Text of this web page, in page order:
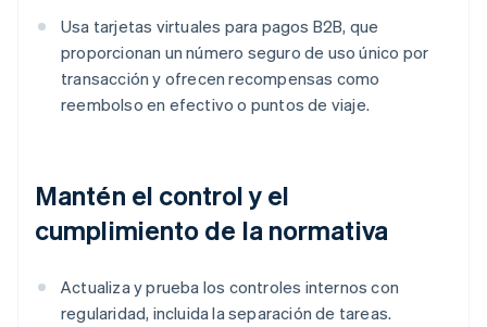
Usa tarjetas virtuales para pagos B2B, que
proporcionan un número seguro de uso único por
transacción y ofrecen recompensas como
reembolso en efectivo o puntos de viaje.
Mantén el control y el
cumplimiento de la normativa
Actualiza y prueba los controles internos con
regularidad, incluida la separación de tareas.